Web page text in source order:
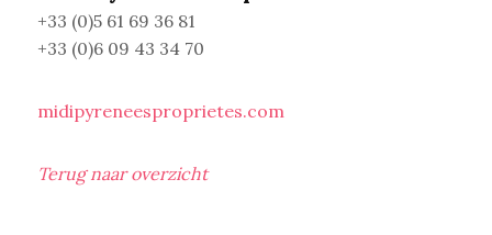
+33 (0)5 61 69 36 81
+33 (0)6 09 43 34 70
midipyreneesproprietes.com
Terug naar overzicht